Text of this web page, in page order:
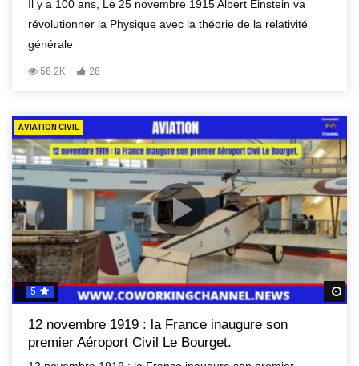
Il y a 100 ans, Le 25 novembre 1915 Albert Einstein va
révolutionner la Physique avec la théorie de la relativité
générale
58.2K 28
AVIATION CIVIL
5
12 novembre 1919 : la France inaugure son
premier Aéroport Civil Le Bourget.